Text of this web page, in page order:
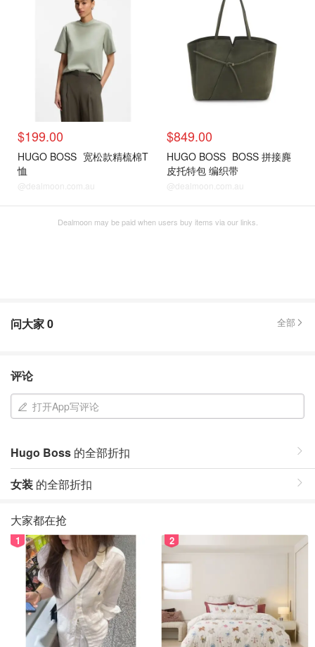
$199.00
HUGO BOSS 宽松款精梳棉T
恤
@dealmoon.com.au
$849.00
HUGO BOSS BOSS 拼接麂
皮托特包 编织带
@dealmoon.com.au
Dealmoon may be paid when users buy items via our links.
问大家0 全部
评论
打开App写评论
Hugo Boss 的全部折扣
女装 的全部折扣
大家都在抢
1 2